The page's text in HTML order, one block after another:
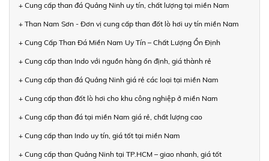
+ Cung cấp than đá Quảng Ninh uy tín, chất lượng tại miền Nam
+ Than Nam Sơn - Đơn vị cung cấp than đốt lò hơi uy tín miền Nam
+ Cung Cấp Than Đá Miền Nam Uy Tín – Chất Lượng Ổn Định
+ Cung cấp than Indo với nguồn hàng ổn định, giá thành rẻ
+ Cung cấp than đá Quảng Ninh giá rẻ các loại tại miền Nam
+ Cung cấp than đốt lò hơi cho khu công nghiệp ở miền Nam
+ Cung cấp than đá tại miền Nam giá rẻ, chất lượng cao
+ Cung cấp than Indo uy tín, giá tốt tại miền Nam
+ Cung cấp than Quảng Ninh tại TP.HCM – giao nhanh, giá tốt